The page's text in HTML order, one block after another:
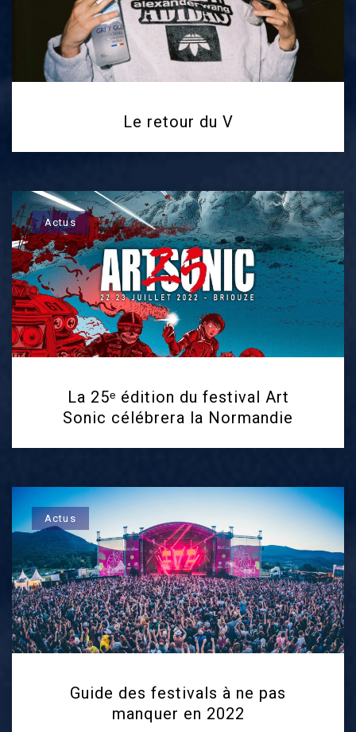
Le retour du V
Actus
La 25ᵉ édition du festival Art
Sonic célébrera la Normandie
Actus
Guide des festivals à ne pas
manquer en 2022